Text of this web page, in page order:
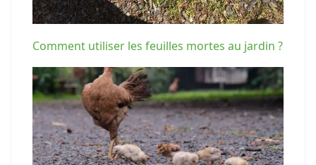
Comment utiliser les feuilles mortes au jardin ?